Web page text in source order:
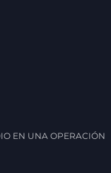
EN UNA OPERACIÓN